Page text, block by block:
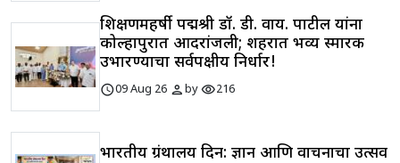
शिक्षणमहर्षी पद्मश्री डॉ. डी. वाय. पाटील यांना
कोल्हापुरात आदरांजली; शहरात भव्य स्मारक
उभारण्याचा सर्वपक्षीय निर्धार!
schedule09 Aug 26 personbyvisibility216
भारतीय ग्रंथालय दिन: ज्ञान आणि वाचनाचा उत्सव